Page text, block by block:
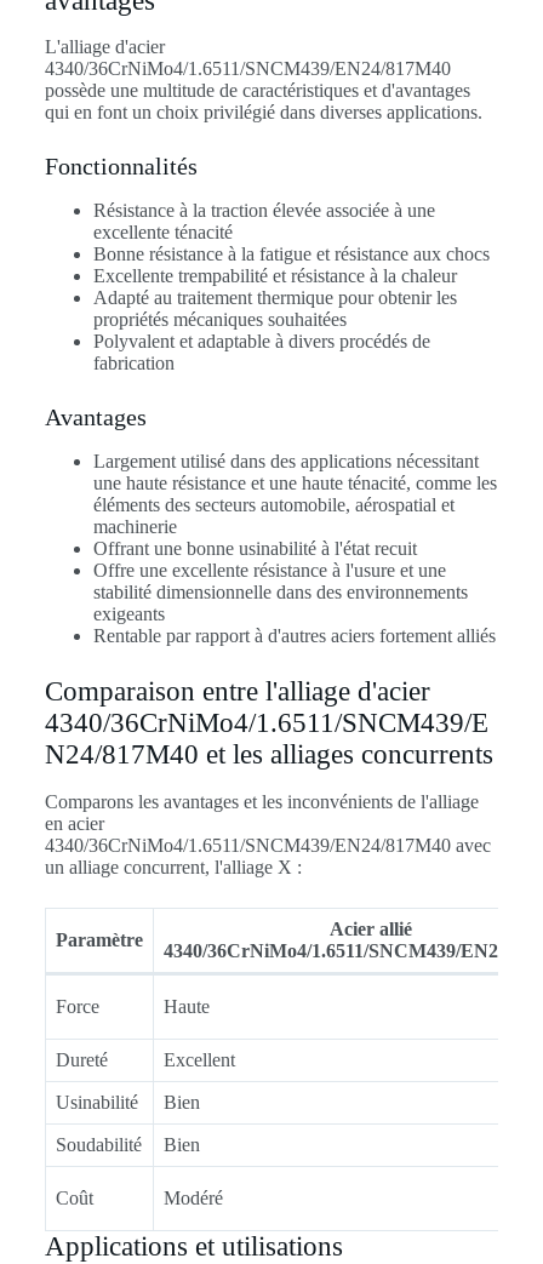
L'alliage d'acier
4340/36CrNiMo4/1.6511/SNCM439/EN24/817M40
possède une multitude de caractéristiques et d'avantages
qui en font un choix privilégié dans diverses applications.
Fonctionnalités
Résistance à la traction élevée associée à une
excellente ténacité
Bonne résistance à la fatigue et résistance aux chocs
Excellente trempabilité et résistance à la chaleur
Adapté au traitement thermique pour obtenir les
propriétés mécaniques souhaitées
Polyvalent et adaptable à divers procédés de
fabrication
Avantages
Largement utilisé dans des applications nécessitant
une haute résistance et une haute ténacité, comme les
éléments des secteurs automobile, aérospatial et
machinerie
Offrant une bonne usinabilité à l'état recuit
Offre une excellente résistance à l'usure et une
stabilité dimensionnelle dans des environnements
exigeants
Rentable par rapport à d'autres aciers fortement alliés
Comparaison entre l'alliage d'acier
4340/36CrNiMo4/1.6511/SNCM439/E
N24/817M40 et les alliages concurrents
Comparons les avantages et les inconvénients de l'alliage
en acier
4340/36CrNiMo4/1.6511/SNCM439/EN24/817M40 avec
un alliage concurrent, l'alliage X :
Paramètre
Acier allié
4340/36CrNiMo4/1.6511/SNCM439/EN24/
Force Haute
Dureté Excellent
Usinabilité Bien
Soudabilité Bien
Coût Modéré
Applications et utilisations